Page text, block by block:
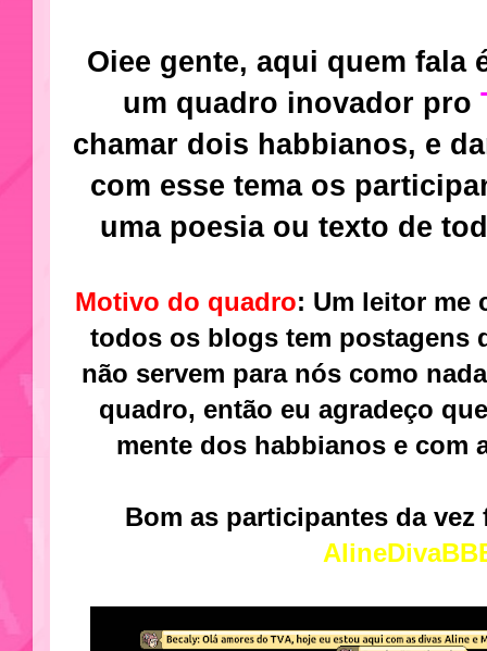
Oiee gente, aqui quem fala
um quadro inovador pro
chamar dois habbianos, e
com esse tema os
uma poesia ou texto de
Motivo do quadro: Um leitor me
todos os blogs tem postagens
não servem para nós como
quadro, então eu agradeço
mente dos habbianos e com
Bom as participantes da